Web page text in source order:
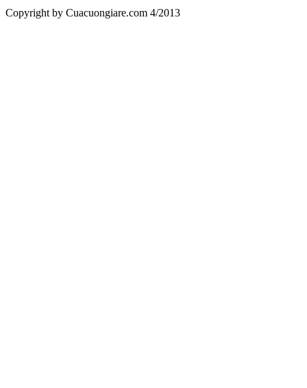
Copyright by Cuacuongiare.com 4/2013